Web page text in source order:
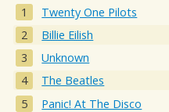
Twenty One Pilots
Billie Eilish
Unknown
The Beatles
Panic! At The Disco